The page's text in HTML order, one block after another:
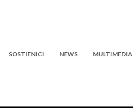
SOSTIENICI NEWS MULTIMEDIA